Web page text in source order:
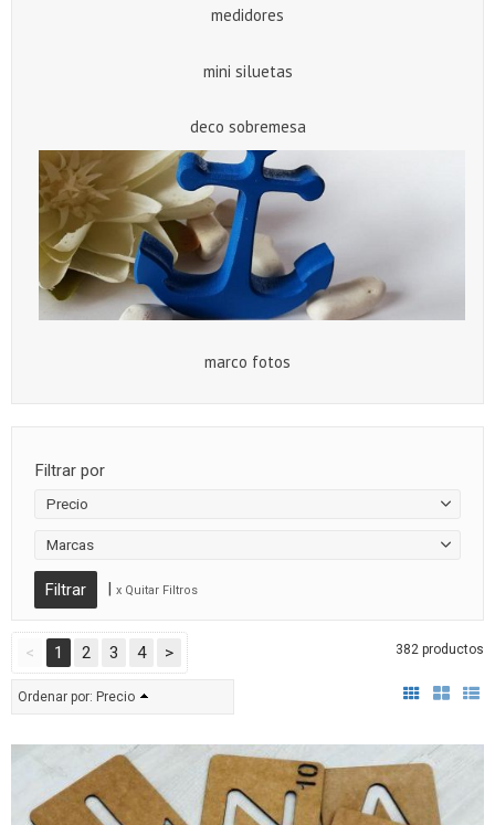
medidores
mini siluetas
deco sobremesa
marco fotos
Filtrar por
Precio
Marcas
| x Quitar Filtros
< 1 2 3 4 > 382 productos
Ordenar por: Precio